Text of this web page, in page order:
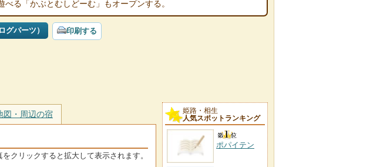
る「かぶとむしどーむ」もオープンする。
グパーツ） 印刷する
図・周辺の宿
クリックすると拡大して表示されます。
姫路・相生
人気スポットランキング
ポパイテン